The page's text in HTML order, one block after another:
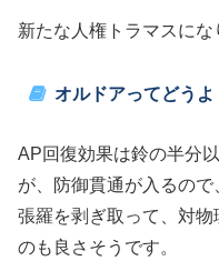
新たな人権トラマスに
オルドアってどうよ
AP回復効果は鈴の半分
が、防御貫通が入るの
張羅を剥ぎ取って、対
のも良さそうです。